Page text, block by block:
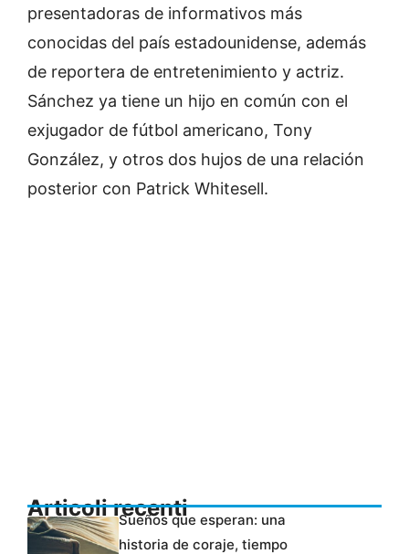
presentadoras de informativos más
conocidas del país estadounidense, además
de reportera de entretenimiento y actriz.
Sánchez ya tiene un hijo en común con el
exjugador de fútbol americano, Tony
González, y otros dos hujos de una relación
posterior con Patrick Whitesell.
Articoli recentiSueños que esperan: una
historia de coraje, tiempo